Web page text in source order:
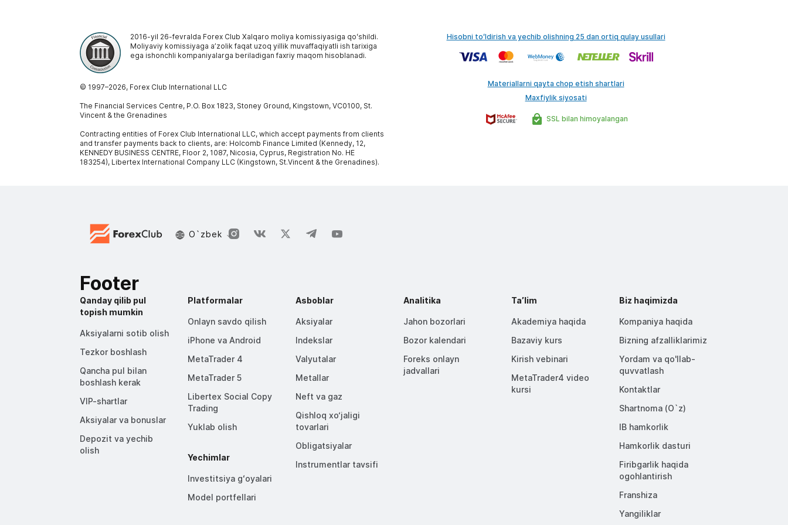
2016-yil 26-fevralda Forex Club Xalqaro moliya komissiyasiga qoʻshildi.
Moliyaviy komissiyaga aʼzolik faqat uzoq yillik muvaffaqiyatli ish tarixiga
ega ishonchli kompaniyalarga beriladigan faxriy maqom hisoblanadi.
© 1997–2026, Forex Club International LLC
The Financial Services Centre, P.O. Box 1823, Stoney Ground, Kingstown, VC0100, St.
Vincent & the Grenadines
Contracting entities of Forex Club International LLC, which accept payments from clients
and transfer payments back to clients, are: Holcomb Finance Limited (Kennedy, 12,
KENNEDY BUSINESS CENTRE, Floor 2, 1087, Nicosia, Cyprus, Registration No. HE
183254), Libertex International Company LLC (Kingstown, St.Vincent & the Grenadines).
Hisobni toʻldirish va yechib olishning 25 dan ortiq qulay usullari
SSL bilan himoyalangan
Materiallarni qayta chop etish shartlari
Maxfiylik siyosati
O`zbek
Footer
Qanday qilib pul
topish mumkin
Aksiyalarni sotib olish
Tezkor boshlash
Qancha pul bilan
boshlash kerak
VIP-shartlar
Aksiyalar va bonuslar
Depozit va yechib
olish
Platformalar
Onlayn savdo qilish
iPhone va Android
MetaTrader 4
MetaTrader 5
Libertex Social Copy
Trading
Yuklab olish
Yechimlar
Investitsiya gʻoyalari
Model portfellari
Asboblar
Aksiyalar
Indekslar
Valyutalar
Metallar
Neft va gaz
Qishloq xo‘jaligi
tovarlari
Obligatsiyalar
Instrumentlar tavsifi
Analitika
Jahon bozorlari
Bozor kalendari
Foreks onlayn
jadvallari
Taʼlim
Akademiya haqida
Bazaviy kurs
Kirish vebinari
MetaTrader4 video
kursi
Biz haqimizda
Kompaniya haqida
Bizning afzalliklarimiz
Yordam va qo'llab-
quvvatlash
Kontaktlar
Shartnoma (O`z)
IB hamkorlik
Hamkorlik dasturi
Firibgarlik haqida
ogohlantirish
Franshiza
Yangiliklar